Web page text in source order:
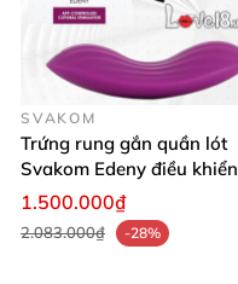
SVAKOM
Trứng rung gắn quần lót
Svakom Edeny điều khiển
xa
1.500.000₫
2.083.000₫ -28%